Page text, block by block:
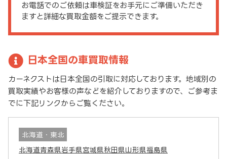
お電話でのご依頼は車検証をお手元にご準備いただき
ますと詳細な買取金額をご提示できます。
日本全国の車買取情報
カーネクストは日本全国の引取に対応しております。地域別の
買取実績やお客様の声などを紹介しておりますので、ご参考ま
でに下記リンクからご覧ください。
北海道・東北
北海道青森県岩手県宮城県秋田県山形県福島県